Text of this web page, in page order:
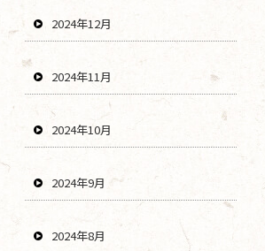
2024年12月
2024年11月
2024年10月
2024年9月
2024年8月